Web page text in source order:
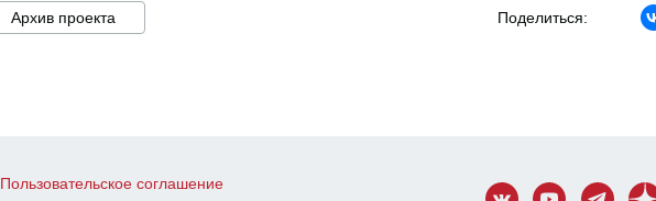
Архив проекта Поделиться:
Пользовательское соглашение